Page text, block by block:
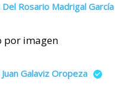
Del Rosario Madrigal García
por imagen
Juan Galaviz Oropeza